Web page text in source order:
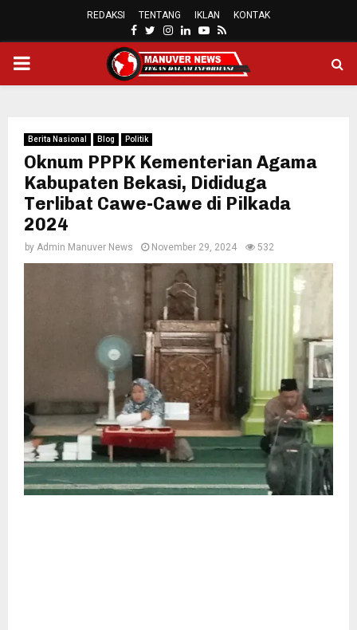
REDAKSI TENTANG IKLAN KONTAK
FACEBOOK
TWITTER
INSTAGRAM
LINKEDINYOUTUBE
RSS
PRIMARY
Berita Nasional Blog Politik
Oknum PPPK Kementerian Agama
Kabupaten Bekasi, Dididuga
Terlibat Cawe-Cawe di Pilkada
2024
by Admin Manuver News November 29, 2024 532